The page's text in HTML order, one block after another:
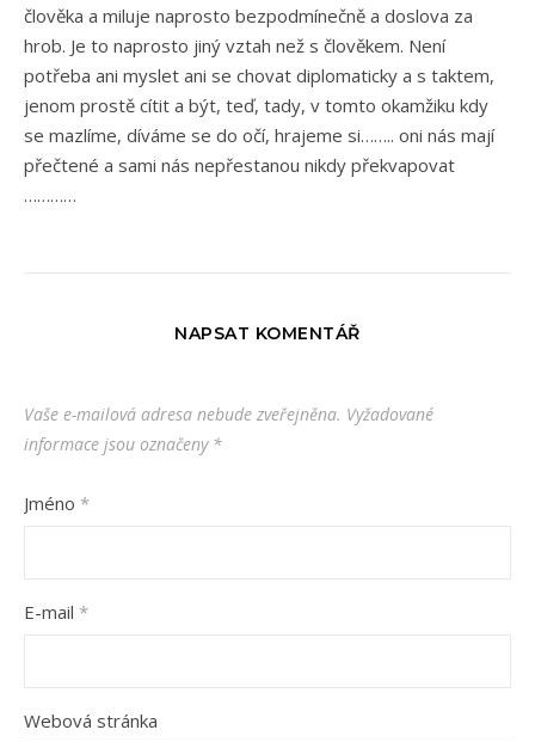
člověka a miluje naprosto bezpodmínečně a doslova za
hrob. Je to naprosto jiný vztah než s člověkem. Není
potřeba ani myslet ani se chovat diplomaticky a s taktem,
jenom prostě cítit a být, teď, tady, v tomto okamžiku kdy
se mazlíme, díváme se do očí, hrajeme si…….. oni nás mají
přečtené a sami nás nepřestanou nikdy překvapovat
…………
NAPSAT KOMENTÁŘ
Vaše e-mailová adresa nebude zveřejněna. Vyžadované
informace jsou označeny *
Jméno *
E-mail *
Webová stránka